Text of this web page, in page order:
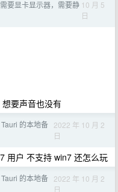
要显卡显示器，需要静 10 月 5
日
要声音也没有
的本地备 2022 年 10 月 2
日
用户 不支持 win7 还怎么玩
的本地备 2022 年 10 月 2
日